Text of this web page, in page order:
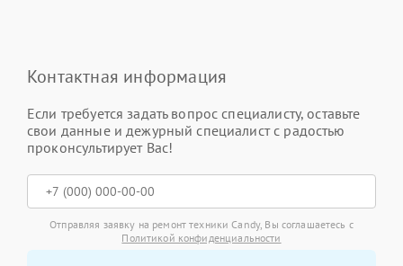
Контактная информация
Если требуется задать вопрос специалисту, оставьте
свои данные и дежурный специалист с радостью
проконсультирует Вас!
Отправляя заявку на ремонт техники Candy, Вы соглашаетесь с
Политикой конфиденциальности